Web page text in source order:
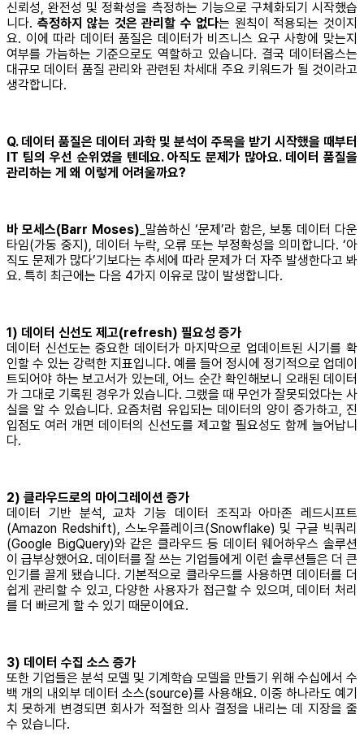
신뢰성, 완전성 및 정확성을 측정하는 기능으로 구체화되기 시작했습
니다. 측정하지 않는 것은 관리할 수 없다는 원칙이 적용되는 것이지
요. 이에 따라 데이터 품질은 데이터가 비즈니스 요구 사항에 맞는지
여부를 가늠하는 기준으로도 역할하고 있습니다. 결국 데이터옵스는
대규모 데이터 품질 관리와 관련된 차세대 주요 키워드가 될 것이라고
생각합니다.
Q. 데이터 품질은 데이터 과학 및 분석이 주목을 받기 시작했을 때부터
IT 팀의 우선 순위였을 텐데요. 아직도 문제가 많아요. 데이터 품질을
관리하는 게 왜 이렇게 어려울까요?
바 모세스(Barr Moses) _말씀하신 ‘문제’라 함은, 보통 데이터 다운
타임(가동 중지), 데이터 누락, 오류 또는 부정확성을 의미합니다. ‘아
직도 문제가 많다’기보다는 추세에 따라 문제가 더 자주 발생한다고 봐
요. 특히 최근에는 다음 4가지 이유로 많이 발생합니다.
1) 데이터 신선도 제고(refresh) 필요성 증가
데이터 신선도는 중요한 데이터가 마지막으로 업데이트된 시기를 확
인할 수 있는 강력한 지표입니다. 예를 들어 정시에 정기적으로 업데이
트되어야 하는 보고서가 있는데, 어느 순간 확인해보니 오래된 데이터
가 그대로 기록된 경우가 있습니다. 그랬을 때 무언가 잘못되었다는 사
실을 알 수 있습니다. 요즘처럼 유입되는 데이터의 양이 증가하고, 진
입점도 여러 개면 데이터의 신선도를 제고할 필요성도 함께 늘어납니
다.
2) 클라우드로의 마이그레이션 증가
데이터 기반 분석, 교차 기능 데이터 조직과 아마존 레드시프트
(Amazon Redshift), 스노우플레이크(Snowflake) 및 구글 빅쿼리
(Google BigQuery)와 같은 클라우드 등 데이터 웨어하우스 솔루션
이 급부상했어요. 데이터를 잘 쓰는 기업들에게 이런 솔루션들은 더 큰
인기를 끌게 됐습니다. 기본적으로 클라우드를 사용하면 데이터를 더
쉽게 관리할 수 있고, 다양한 사용자가 접근할 수 있으며, 데이터 처리
를 더 빠르게 할 수 있기 때문이에요.
3) 데이터 수집 소스 증가
또한 기업들은 분석 모델 및 기계학습 모델을 만들기 위해 수십에서 수
백 개의 내외부 데이터 소스(source)를 사용해요. 이중 하나라도 예기
치 못하게 변경되면 회사가 적절한 의사 결정을 내리는 데 지장을 줄
수 있습니다.